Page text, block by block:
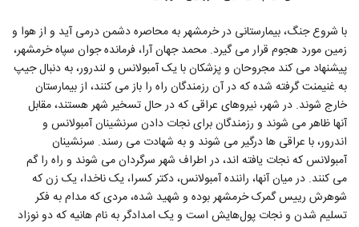
با شروع جنگ، بیمارستانی در خرمشهر به محاصره دشمن درمی آید و از هوا و
زمین مورد هجوم قرار می گیرد. محمد جهان آرا، فرمانده جوان سپاه خرمشهر،
پیشنهاد می کند مجروحان و پزشکان با یک آمبولانس و لندرور، به دنبال جیپ
به غنیمنت گرفته شده که در آن رزمندگان راه را باز می کنند، از بیمارستان
خارج شوند. در شهر، نیروهای عراقی که در حال تسخیر شهر هستند، مقابل
آنها ظاهر می شوند و رزمندگان برای نجات دادن سرنشینان آمبولانس و
اندرور، با عراقی ها درگیر می شوند و به شهادت می رسند. سرنشینان
آمبولانس که نجات یافته اند، در اطراف شهر سرگردان می شوند و راه را گم
می کنند. در میان آنها، راننده آمبولانس، دکتر کسرا، یک ناخدا، یک زن که
شوهرش رییس گمرک خرمشهر بوده و شهید شده، مردی که مدام به فکر
تسلیم شدن و نجات پول‌هایش است و یک امدادگر به نام هانیه که دو نوزاد